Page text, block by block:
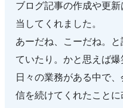
ブログ記事の作成や更
当してくれました。
あーだね、こーだね。
ていたり。かと思えば爆
日々の業務がある中で
信を続けてくれたことに